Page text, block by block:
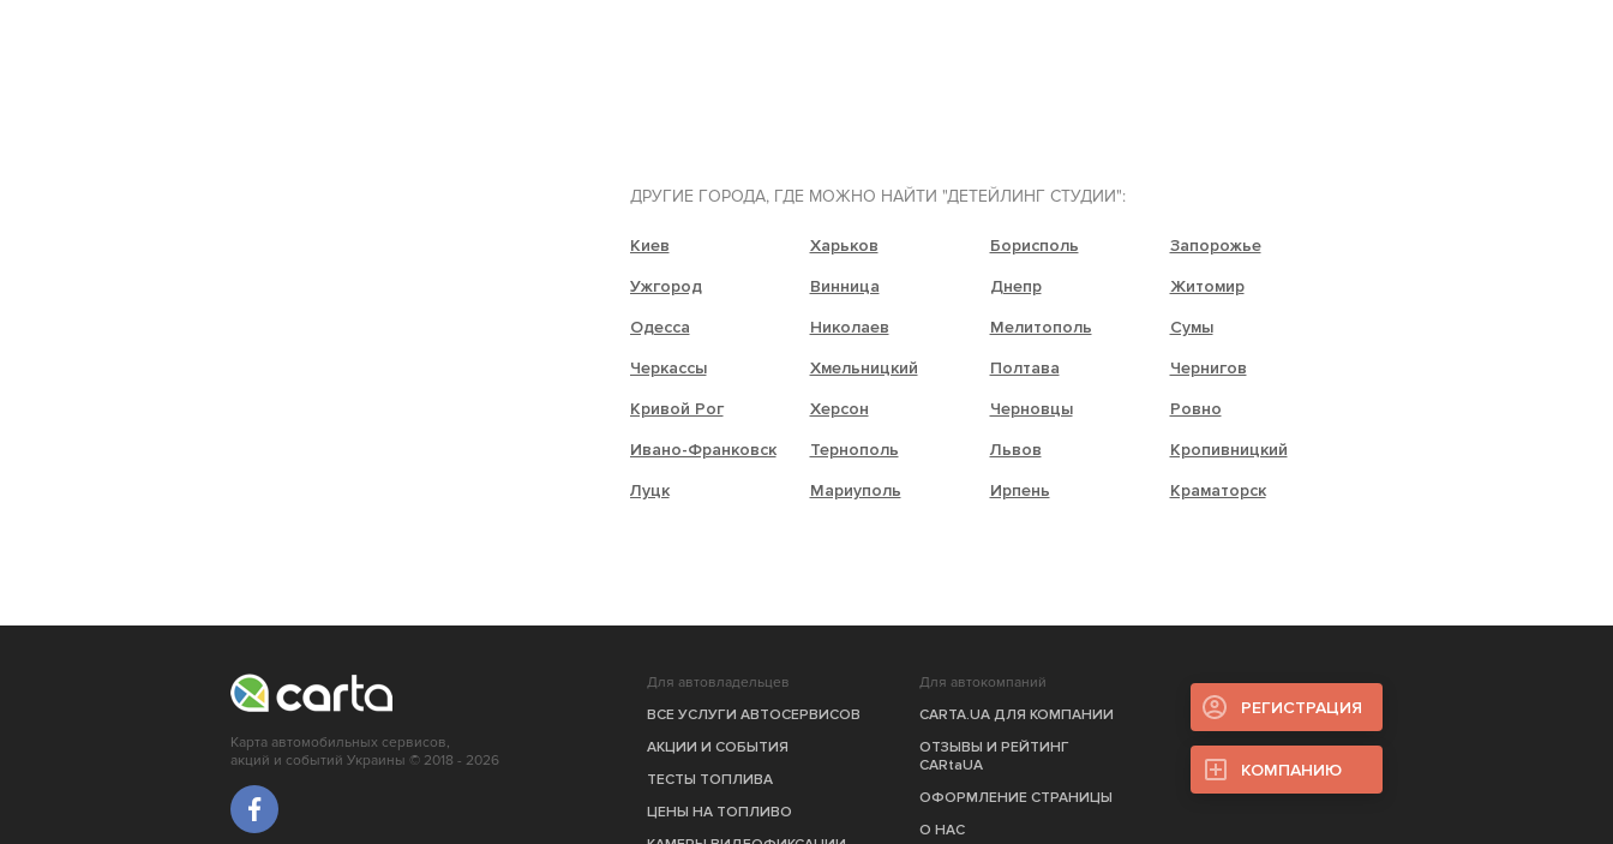
ДРУГИЕ ГОРОДА, ГДЕ МОЖНО НАЙТИ "ДЕТЕЙЛИНГ СТУДИИ":
Киев Харьков Борисполь
Запорожье
Ужгород
Винница Днепр
Житомир
Одесса
Николаев Мелитополь
Сумы
Черкассы
Хмельницкий Полтава
Чернигов
Кривой Рог
Херсон Черновцы
Ровно
Ивано-Франковск
Тернополь Львов
Кропивницкий
Луцк
Мариуполь Ирпень Краматорск
Карта автомобильных сервисов,
акций и событий Украины © 2018 - 2026
Для автовладельцев
ВСЕ УСЛУГИ АВТОСЕРВИСОВ
АКЦИИ И СОБЫТИЯ
ТЕСТЫ ТОПЛИВА
ЦЕНЫ НА ТОПЛИВО
Для автокомпаний
CARTA.UA ДЛЯ КОМПАНИИ
ОТЗЫВЫ И РЕЙТИНГ
CARtaUA
ОФОРМЛЕНИЕ СТРАНИЦЫ
О НАС
РЕГИСТРАЦИЯ
КОМПАНИЮ